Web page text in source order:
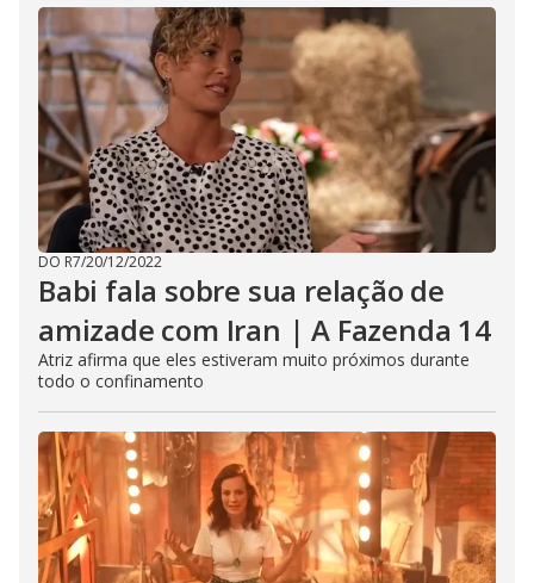
DO R7/20/12/2022
Babi fala sobre sua relação de
amizade com Iran | A Fazenda 14
Atriz afirma que eles estiveram muito próximos durante
todo o confinamento